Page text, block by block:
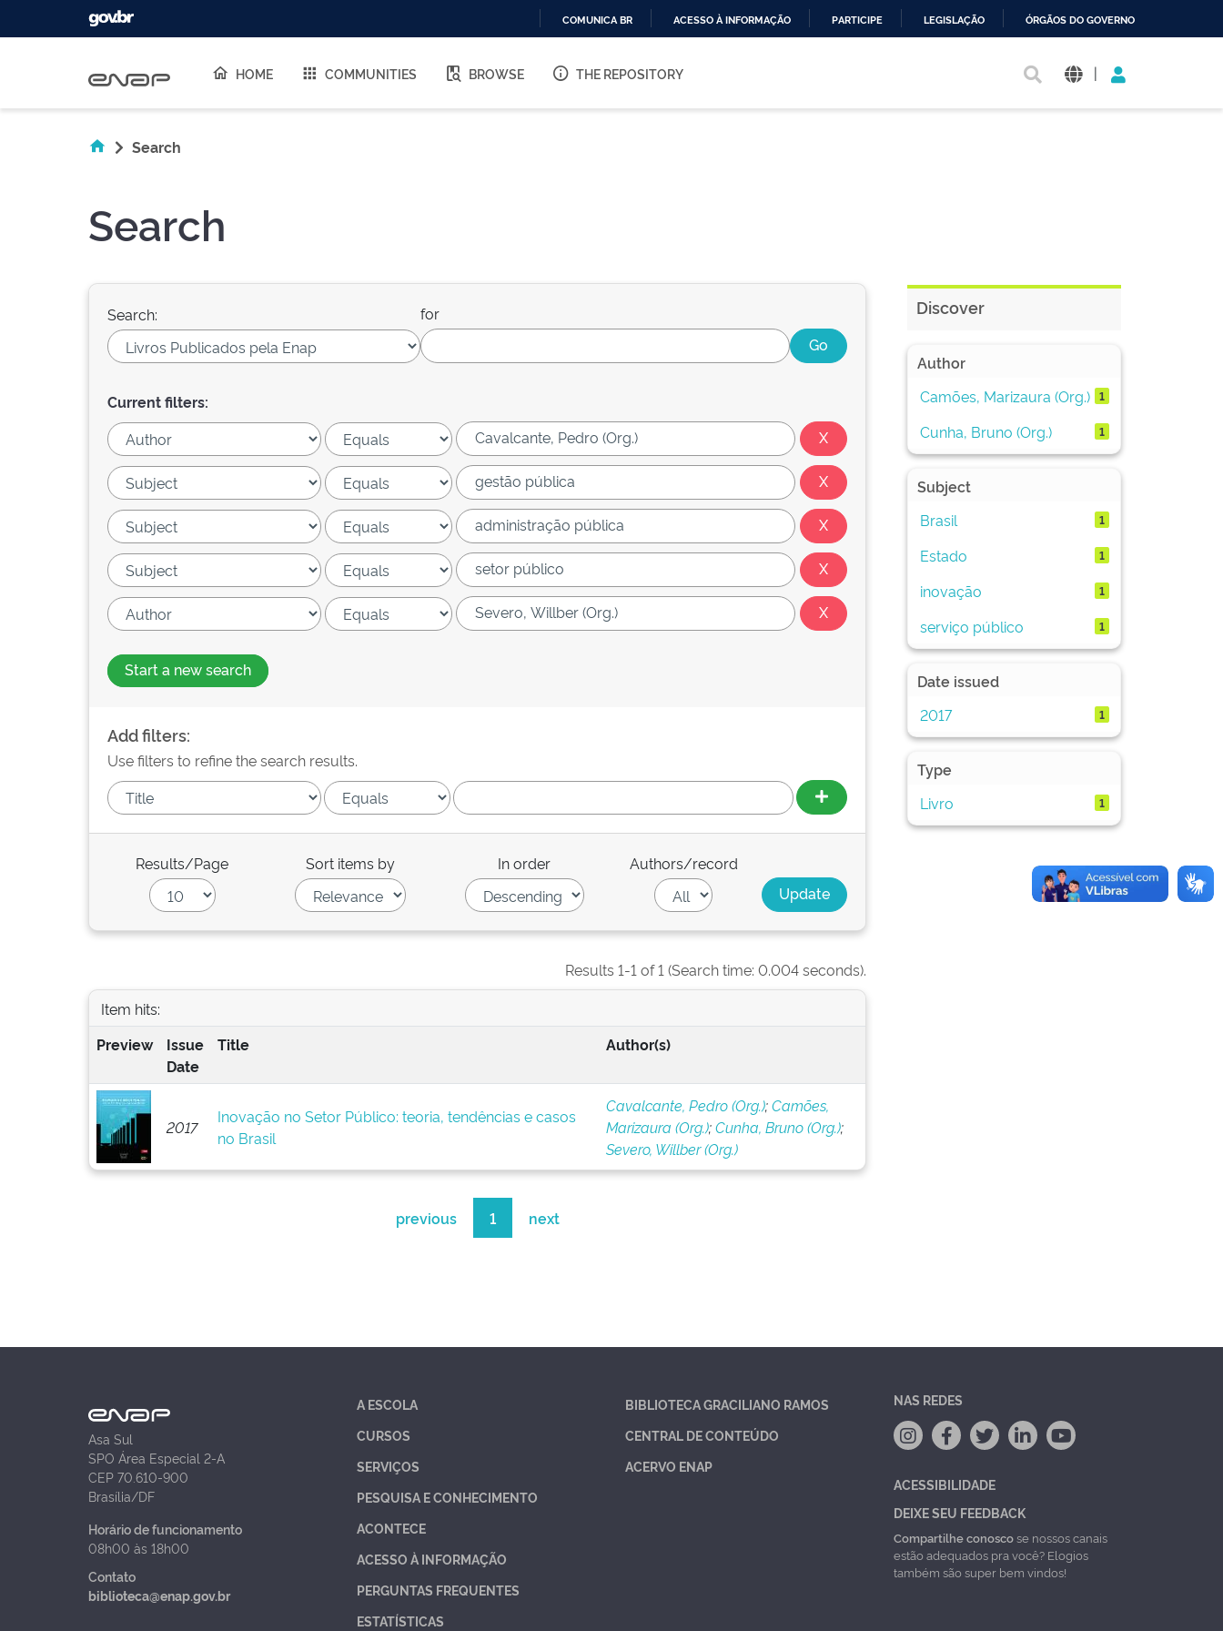
O
COMUNICA BR ACESSO À INFORMAÇÃO PARTICIPE LEGISLAÇÃO ÓRGÃOS DO GOVERNO
HOME COMMUNITIES BROWSE THE REPOSITORY |
Search
Search
Search: for
Current filters:
Start a new search
Add filters:
Use filters to refine the search results.
Results/Page Sort items by In order Authors/record
Results 1-1 of 1 (Search time: 0.004 seconds).
Item hits:
Preview
Issue
Date
Title Author(s)
2017
Inovação no Setor Público: teoria, tendências e casos
no Brasil
Cavalcante, Pedro (Org.);Camões,
Marizaura (Org.);Cunha, Bruno (Org.);
Severo, Willber (Org.)
previous 1 next
Discover
Author
Camões, Marizaura (Org.)
1
Cunha, Bruno (Org.) 1
Subject
Brasil
1
Estado 1
inovação 1
serviço público 1
Date issued
2017
1
Type
Livro
1
Asa Sul
SPO Área Especial 2-A
CEP 70.610-900
Brasília/DF
Horário de funcionamento
08h00 às 18h00
Contato
biblioteca@enap.gov.br
A ESCOLA
CURSOS
SERVIÇOS
PESQUISA E CONHECIMENTO
ACONTECE
ACESSO À INFORMAÇÃO
PERGUNTAS FREQUENTES
ESTATÍSTICAS
BIBLIOTECA GRACILIANO RAMOS
CENTRAL DE CONTEÚDO
ACERVO ENAP
NAS REDES
ACESSIBILIDADE
DEIXE SEU FEEDBACK
Compartilhe conoscose nossos canais
estão adequados pra você? Elogios
também são super bem vindos!